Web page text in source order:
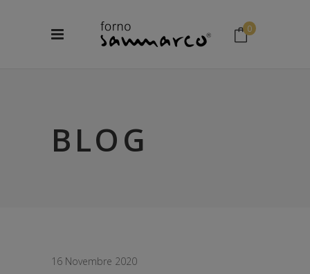
0
BLOG
16 Novembre 2020